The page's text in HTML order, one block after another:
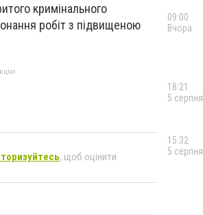
кримінального
робіт з підвищеною
, щоб оцінити
09:00
Вчора
18:21
5 серпня
15:32
5 серпня